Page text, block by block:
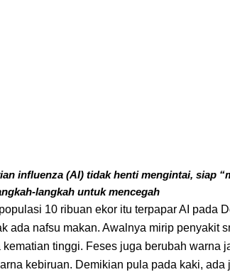
influenza (AI) tidak henti mengintai, siap
langkah untuk mencegah
10 ribuan ekor itu terpapar AI pada
ada nafsu makan. Awalnya mirip penyakit
tinggi. Feses juga berubah warna
kebiruan. Demikian pula pada kaki, ada